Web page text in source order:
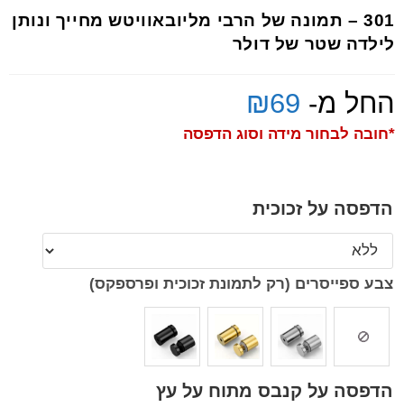
301 – תמונה של הרבי מליובאוויטש מחייך ונותן
לילדה שטר של דולר
החל מ- ₪69
*חובה לבחור מידה וסוג הדפסה
הדפסה על זכוכית
צבע ספייסרים (רק לתמונת זכוכית ופרספקס)
הדפסה על קנבס מתוח על עץ